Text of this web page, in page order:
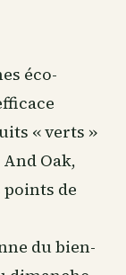
éco-
« verts »
Oak,
de
dubien-